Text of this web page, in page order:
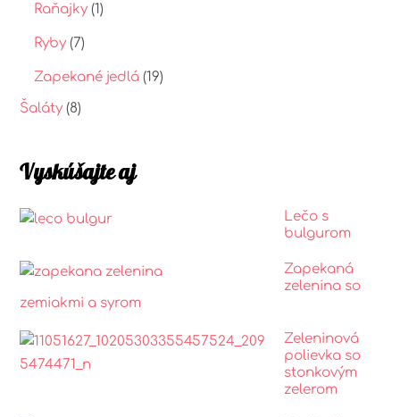
Raňajky(1)
Ryby(7)
Zapekané jedlá(19)
Šaláty (8)
Vyskúšajte aj
Lečo s
bulgurom
Zapekaná
zelenina so
zemiakmi a syrom
Zeleninová
polievka so
stonkovým
zelerom